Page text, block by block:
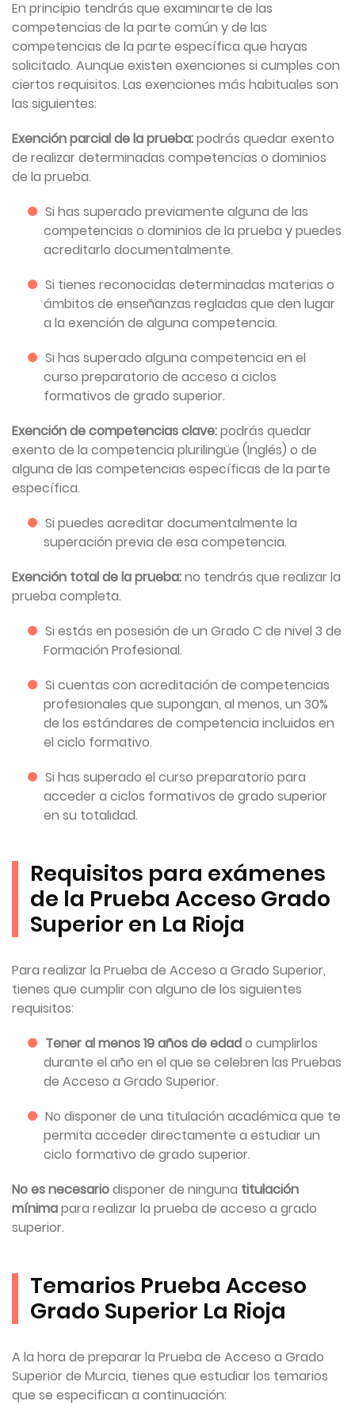
En principio tendrás que examinarte de las
competencias de la parte común y de las
competencias de la parte específica que hayas
solicitado. Aunque existen exenciones si cumples con
ciertos requisitos. Las exenciones más habituales son
las siguientes:
Exención parcial de la prueba:podrás quedar exento
de realizar determinadas competencias o dominios
de la prueba.
Si has superado previamente alguna de las
competencias o dominios de la prueba y puedes
acreditarlo documentalmente.
Si tienes reconocidas determinadas materias o
ámbitos de enseñanzas regladas que den lugar
a la exención de alguna competencia.
Si has superado alguna competencia en el
curso preparatorio de acceso a ciclos
formativos de grado superior.
Exención de competencias clave:podrás quedar
exento de la competencia plurilingüe (Inglés) o de
alguna de las competencias específicas de la parte
específica.
Si puedes acreditar documentalmente la
superación previa de esa competencia.
Exención total de la prueba:no tendrás que realizar la
prueba completa.
Si estás en posesión de un Grado C de nivel 3 de
Formación Profesional.
Si cuentas con acreditación de competencias
profesionales que supongan, al menos, un 30%
de los estándares de competencia incluidos en
el ciclo formativo.
Si has superado el curso preparatorio para
acceder a ciclos formativos de grado superior
en su totalidad.
Requisitos para exámenes
de la Prueba Acceso Grado
Superior en La Rioja
Para realizar la Prueba de Acceso a Grado Superior,
tienes que cumplir con alguno de los siguientes
requisitos:
Tener al menos 19 años de edado cumplirlos
durante el año en el que se celebren las Pruebas
de Acceso a Grado Superior.
No disponer de una titulación académica que te
permita acceder directamente a estudiar un
ciclo formativo de grado superior.
No es necesariodisponer de ninguna titulación
mínimapara realizar la prueba de acceso a grado
superior.
Temarios Prueba Acceso
Grado Superior La Rioja
A la hora de preparar la Prueba de Acceso a Grado
Superior de Murcia, tienes que estudiar los temarios
que se especifican a continuación: